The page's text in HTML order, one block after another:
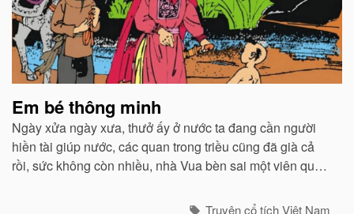
Em bé thông minh
Ngày xửa ngày xưa, thưở ấy ở nước ta đang cần người
hiền tài giúp nước, các quan trong triều cũng đã già cả
rồi, sức không còn nhiều, nhà Vua bèn sai một viên quan
Truyện cổ tích Việt Nam